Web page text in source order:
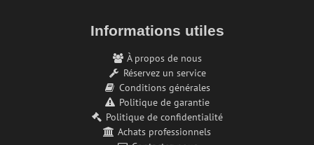
Informations utiles
À propos de nous
Réservez un service
Conditions générales
Politique de garantie
Politique de confidentialité
Achats professionnels